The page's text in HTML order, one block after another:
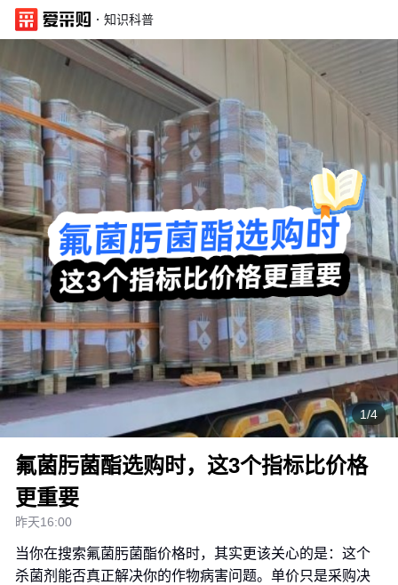
· 知识科普
1/4
氟菌肟菌酯选购时，这3个指标比价格
更重要
昨天16:00
当你在搜索氟菌肟菌酯价格时，其实更该关心的是：这个
杀菌剂能否真正解决你的作物病害问题。单价只是采购决